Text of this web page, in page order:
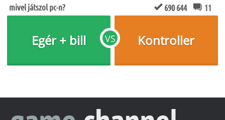
mivel játszol pc-n? 690 644 11
VS
Egér + bill Kontroller